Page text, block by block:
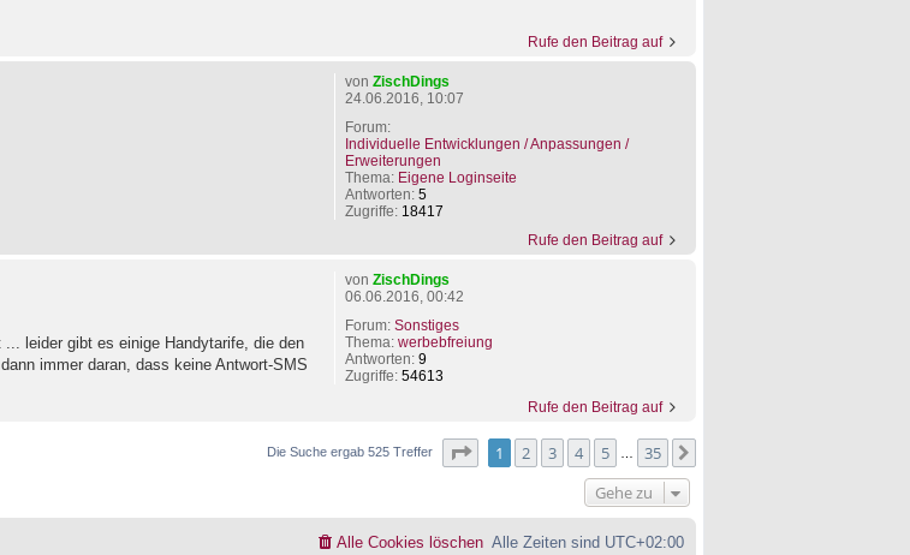
Rufe den Beitrag auf
von ZischDings
24.06.2016, 10:07
Forum:
Individuelle Entwicklungen / Anpassungen /
Erweiterungen
Thema: Eigene Loginseite
Antworten: 5
Zugriffe: 18417
Rufe den Beitrag auf
von ZischDings
06.06.2016, 00:42
Forum: Sonstiges
Thema: werbebfreiung
Antworten: 9
Zugriffe: 54613
leider gibt es einige Handytarife, die den
immer daran, dass keine Antwort-SMS
Rufe den Beitrag auf
Die Suche ergab 525 Treffer Seite von35
1 2 3 4 5 35
Gehe zu
Alle Zeiten sind UTC+02:00
Alle Cookies löschen